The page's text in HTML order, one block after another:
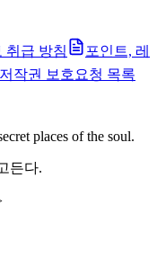
취급 방침
포인트, 레
저작권 보호요청 목록
places of the soul.
든다.